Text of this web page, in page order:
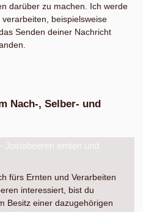
darüber zu machen. Ich werde
beispielsweise
Senden deiner Nachricht
Nach-, Selber- und
Jostabeeren ernten und
fürs Ernten und Verarbeiten
interessiert, bist du
Besitz einer dazugehörigen